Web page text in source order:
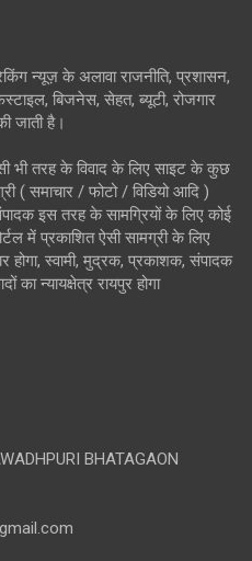
न्यूज़ के अलावा राजनीति, प्रशासन,
बिजनेस, सेहत, ब्यूटी, रोजगार
जाती है।
भी तरह के विवाद के लिए साइट के कुछ
( समाचार / फोटो / विडियो आदि )
इस तरह के सामग्रियों के लिए कोई
में प्रकाशित ऐसी सामग्री के लिए
होगा, स्वामी, मुद्रक, प्रकाशक, संपादक
का न्यायक्षेत्र रायपुर होगा
BHATAGAON